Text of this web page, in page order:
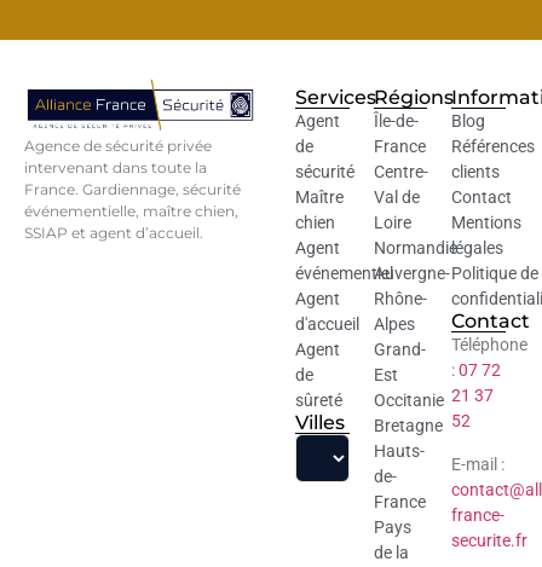
Agence de sécurité privée
intervenant dans toute la
France. Gardiennage, sécurité
événementielle, maître chien,
SSIAP et agent d’accueil.
Services
Agent
de
sécurité
Maître
chien
Agent
événementiel
Agent
d'accueil
Agent
de
sûreté
Villes
Régions
Île-de-
France
Centre-
Val de
Loire
Normandie
Auvergne-
Rhône-
Alpes
Grand-
Est
Occitanie
Bretagne
Hauts-
de-
France
Pays
de la
Blog
Références
clients
Contact
Mentions
légales
Politique de
Contact
Téléphone
:07 72
21 37
52
E-mail :
france-
securite.fr